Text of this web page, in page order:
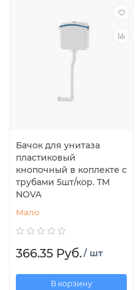
Бачок для унитаза
пластиковый
кнопочный в коплекте с
трубами 5шт/кор. TM
NOVA
Мало
366.35 Руб./ шт
В корзину